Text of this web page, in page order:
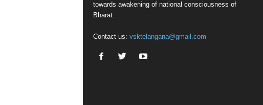
towards awakening of national consciousness of
Bharat.
Contact us: vsktelangana@gmail.com